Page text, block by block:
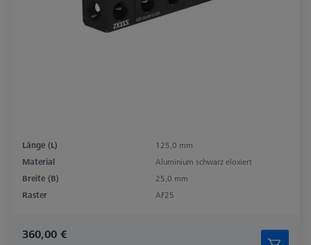
Länge (L)
125,0 mm
Material
Aluminium schwarz eloxiert
Breite (B)
25,0 mm
Raster
AF25
360,00 €